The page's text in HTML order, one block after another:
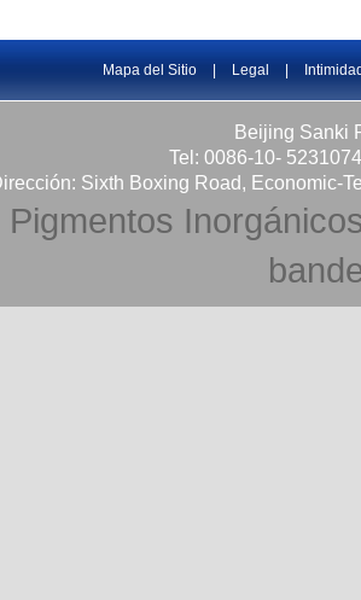
Mapa del Sitio Legal
Beijing Sanki
Tel: 0086-10-
Sixth Boxing Road, Economic-
Pigmentos